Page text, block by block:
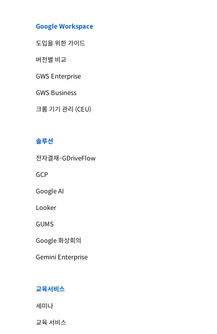
Google Workspace
도입을 위한 가이드
버전별 비교
GWS Enterprise
GWS Business
크롬 기기 관리 (CEU)
솔루션
전자결재-GDriveFlow
GCP
Google AI
Looker
GUMS
Google 화상회의
Gemini Enterprise
교육서비스
세미나
교육 서비스